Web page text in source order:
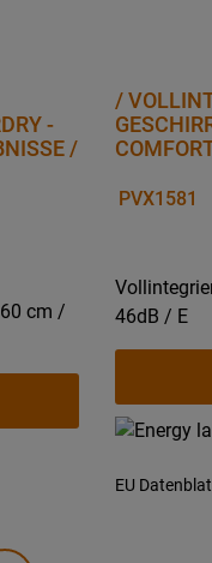
-
/
cm /
/
PVX1581
46dB / E
EU